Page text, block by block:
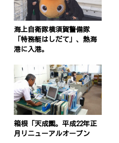
海上自衛隊横須賀警備隊
「特務艇はしだて」、熱海
港に入港。
箱根「天成園。平成22年正
月リニューアルオープン